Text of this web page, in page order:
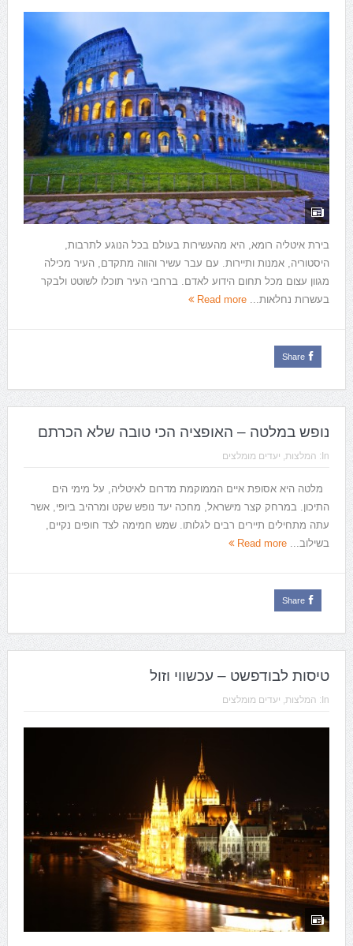
בירת איטליה רומא, היא מהעשירות בעולם בכל הנוגע לתרבות,
היסטוריה, אמנות ותיירות. עם עבר עשיר והווה מתקדם, העיר מכילה
מגוון עצום מכל תחום הידוע לאדם. ברחבי העיר תוכלו לשוטט ולבקר
בעשרות נחלאות... Read more
Share
נופש במלטה – האופציה הכי טובה שלא הכרתם
In: המלצות, יעדים מומלצים
מלטה היא אסופת איים הממוקמת מדרום לאיטליה, על מימי הים
התיכון. במרחק קצר מישראל, מחכה יעד נופש שקט ומרהיב ביופי, אשר
עתה מתחילים תיירים רבים לגלותו. שמש חמימה לצד חופים נקיים,
בשילוב... Read more
Share
טיסות לבודפשט – עכשווי וזול
In: המלצות, יעדים מומלצים